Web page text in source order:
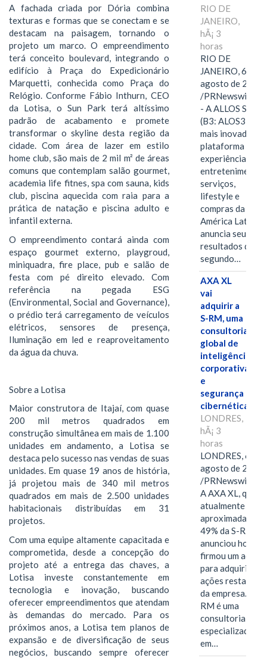
A fachada criada por Dória combina
texturas e formas que se conectam e se
destacam na paisagem, tornando o
projeto um marco. O empreendimento
terá conceito boulevard, integrando o
edifício à Praça do Expedicionário
Marquetti, conhecida como Praça do
Relógio. Conforme Fábio Inthurn, CEO
da Lotisa, o Sun Park terá altíssimo
padrão de acabamento e promete
transformar o skyline desta região da
cidade. Com área de lazer em estilo
home club, são mais de 2 mil m² de áreas
comuns que contemplam salão gourmet,
academia life fitnes, spa com sauna, kids
club, piscina aquecida com raia para a
prática de natação e piscina adulto e
infantil externa.
O empreendimento contará ainda com
espaço gourmet externo, playgroud,
miniquadra, fire place, pub e salão de
festa com pé direito elevado. Com
referência na pegada ESG
(Environmental, Social and Governance),
o prédio terá carregamento de veículos
elétricos, sensores de presença,
Iluminação em led e reaproveitamento
da água da chuva.
Sobre a Lotisa
Maior construtora de Itajaí, com quase
200 mil metros quadrados em
construção simultânea em mais de 1.100
unidades em andamento, a Lotisa se
destaca pelo sucesso nas vendas de suas
unidades. Em quase 19 anos de história,
já projetou mais de 340 mil metros
quadrados em mais de 2.500 unidades
habitacionais distribuídas em 31
projetos.
Com uma equipe altamente capacitada e
comprometida, desde a concepção do
projeto até a entrega das chaves, a
Lotisa investe constantemente em
tecnologia e inovação, buscando
oferecer empreendimentos que atendam
às demandas do mercado. Para os
próximos anos, a Lotisa tem planos de
expansão e de diversificação de seus
negócios, buscando sempre oferecer
RIO DE
JANEIRO,
hÃ¡ 3
horas
RIO DE
JANEIRO, 6 de
agosto de 2026
/PRNewswire/ -
- A ALLOS S.A.
(B3: ALOS3), a
mais inovadora
plataforma de
experiências,
entretenimento,
serviços,
lifestyle e
compras da
América Latina
anuncia seus
resultados do
segundo…
AXA XL
vai
adquirir a
S-RM, uma
consultoria
global de
inteligência
corporativa
e
segurança
cibernética
LONDRES,
hÃ¡ 3
horas
LONDRES, 6 de
agosto de 2026
/PRNewswire/ --
A AXA XL, que
atualmente
49% da S-RM,
anunciou hoje
firmou um
para adquirir as
ações restantes
da empresa. A S-
RM é uma
consultoria
especializada
em…